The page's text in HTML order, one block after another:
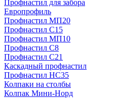
Профнастил для забора
Европрофиль
Профнастил МП20
Профнастил C15
Профнастил МП10
Профнастил C8
Профнастил C21
Каскадный профнастил
Профнастил НС35
Колпаки на столбы
Колпак Мини-Норд